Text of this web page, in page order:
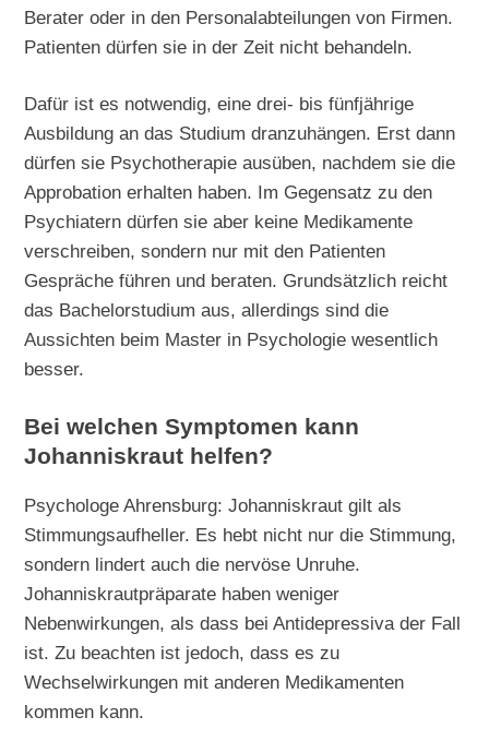
Berater oder in den Personalabteilungen von Firmen.
Patienten dürfen sie in der Zeit nicht behandeln.
Dafür ist es notwendig, eine drei- bis fünfjährige
Ausbildung an das Studium dranzuhängen. Erst dann
dürfen sie Psychotherapie ausüben, nachdem sie die
Approbation erhalten haben. Im Gegensatz zu den
Psychiatern dürfen sie aber keine Medikamente
verschreiben, sondern nur mit den Patienten
Gespräche führen und beraten. Grundsätzlich reicht
das Bachelorstudium aus, allerdings sind die
Aussichten beim Master in Psychologie wesentlich
besser.
Bei welchen Symptomen kann
Johanniskraut helfen?
Psychologe Ahrensburg: Johanniskraut gilt als
Stimmungsaufheller. Es hebt nicht nur die Stimmung,
sondern lindert auch die nervöse Unruhe.
Johanniskrautpräparate haben weniger
Nebenwirkungen, als dass bei Antidepressiva der Fall
ist. Zu beachten ist jedoch, dass es zu
Wechselwirkungen mit anderen Medikamenten
kommen kann.